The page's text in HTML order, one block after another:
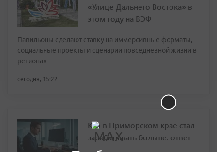
«Улице Дальнего Востока» в
этом году на ВЭФ
Павильоны сделают ставку на иммерсивные форматы,
социальные проекты и сценарии повседневной жизни в
регионах
сегодня, 15:22
Кто в Приморском крае стал
зарабатывать больше: ответ